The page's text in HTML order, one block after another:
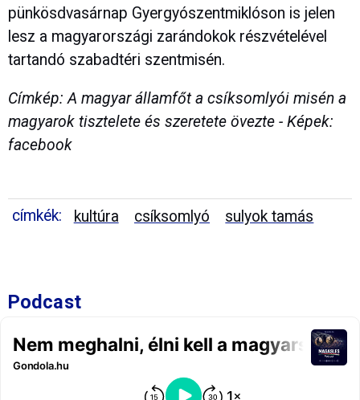
pünkösdvasárnap Gyergyószentmiklóson is jelen
lesz a magyarországi zarándokok részvételével
tartandó szabadtéri szentmisén.
Címkép: A magyar államfőt a csíksomlyói misén a
magyarok tisztelete és szeretete övezte - Képek:
facebook
címkék: kultúra csíksomlyó sulyok tamás
Podcast